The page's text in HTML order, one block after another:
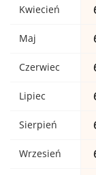
Kwiecień
Maj
Czerwiec
Lipiec
Sierpień
Wrzesień